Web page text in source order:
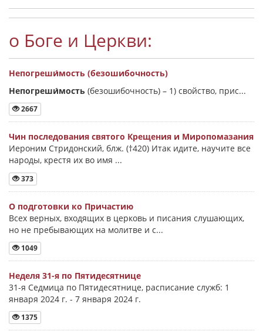
о Боге и Церкви:
Непогреши́мость (безошибочность)
Непогреши́мость (безошибочность) – 1) свойство, прис...
2667
Чин последования святого Крещения и Миропомазания
Иероним Стридонский, блж. (†420) Итак идите, научите все
народы, крестя их во имя ...
373
О подготовки ко Причастию
Всех верных, входящих в церковь и писания слушающих,
но не пребывающих на молитве и с...
1049
Неделя 31-я по Пятидесятнице
31-я Седмица по Пятидесятнице, расписание служб: 1
января 2024 г. - 7 января 2024 г.
1375